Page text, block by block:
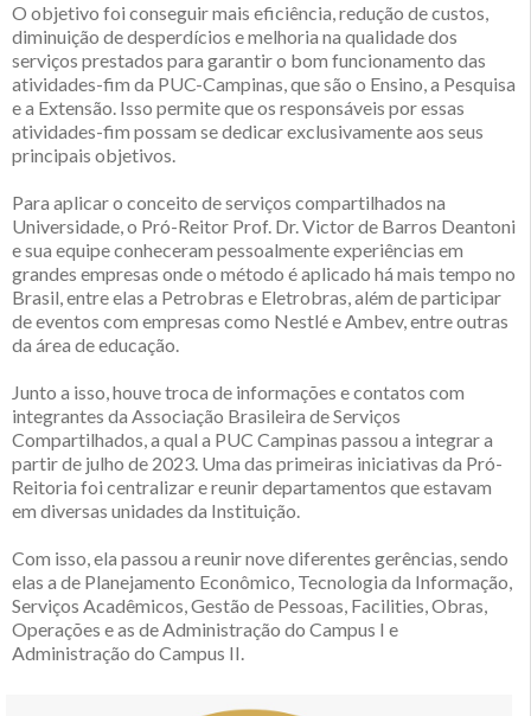
O objetivo foi conseguir mais eficiência, redução de custos,
diminuição de desperdícios e melhoria na qualidade dos
serviços prestados para garantir o bom funcionamento das
atividades-fim da PUC-Campinas, que são o Ensino, a Pesquisa
e a Extensão. Isso permite que os responsáveis por essas
atividades-fim possam se dedicar exclusivamente aos seus
principais objetivos.
Para aplicar o conceito de serviços compartilhados na
Universidade, o Pró-Reitor Prof. Dr. Victor de Barros Deantoni
e sua equipe conheceram pessoalmente experiências em
grandes empresas onde o método é aplicado há mais tempo no
Brasil, entre elas a Petrobras e Eletrobras, além de participar
de eventos com empresas como Nestlé e Ambev, entre outras
da área de educação.
Junto a isso, houve troca de informações e contatos com
integrantes da Associação Brasileira de Serviços
Compartilhados, a qual a PUC Campinas passou a integrar a
partir de julho de 2023. Uma das primeiras iniciativas da Pró-
Reitoria foi centralizar e reunir departamentos que estavam
em diversas unidades da Instituição.
Com isso, ela passou a reunir nove diferentes gerências, sendo
elas a de Planejamento Econômico, Tecnologia da Informação,
Serviços Acadêmicos, Gestão de Pessoas, Facilities, Obras,
Operações e as de Administração do Campus I e
Administração do Campus II.